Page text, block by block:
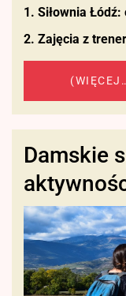
1. Siłownia
2. Zajęcia z
Damskie